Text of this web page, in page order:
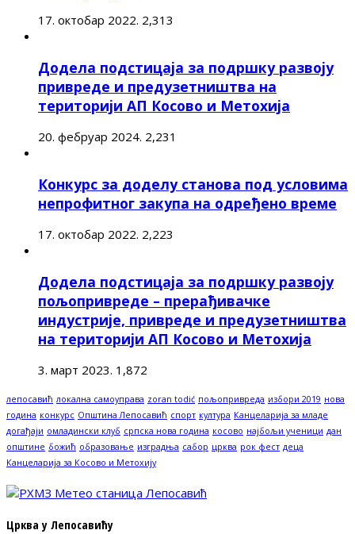
17. октобар 2022. 2,313
Додела подстицаја за подршку развоју
привреде и предузетништва на
територији АП Косово и Метохија
20. фебруар 2024. 2,231
Конкурс за доделу станова под условима
непрофитног закупа на одређено време
17. октобар 2022. 2,223
Додела подстицаја за подршку развоју
пољопривреде – прерађивачке
индустрије, привреде и предузетништва
на територији АП Косово и Метохија
3. март 2023. 1,872
лепосавић локална самоуправа zoran todić пољопривреда избори 2019 нова
година конкурс Општина Лепосавић спорт култура Канцеларија за младе
догађаји омладински клуб српска нова година косово најбољи ученици дан
општине божић образовање изградња сабор црква рок фест деца
Канцеларија за Косово и Метохију
Црква у Лепосавићу